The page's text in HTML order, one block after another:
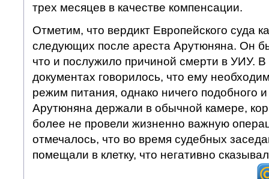
трех месяцев в качестве компенсации.
Отметим, что вердикт Европейского суда
следующих после ареста Арутюняна. Он
что и послужило причиной смерти в УИУ.
документах говорилось, что ему
режим питания, однако ничего подобного
Арутюняна держали в обычной камере,
более не провели жизненно важную
отмечалось, что во время судебных
помещали в клетку, что негативно